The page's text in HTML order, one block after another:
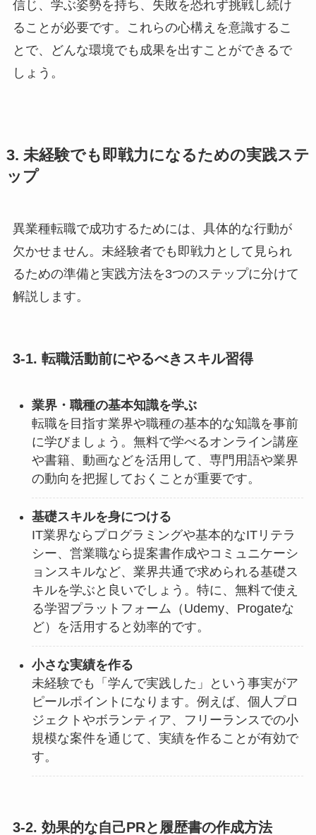
信じ、学ぶ姿勢を持ち、失敗を恐れず挑戦し続け
ることが必要です。これらの心構えを意識するこ
とで、どんな環境でも成果を出すことができるで
しょう。
3. 未経験でも即戦力になるための実践ステ
ップ
異業種転職で成功するためには、具体的な行動が
欠かせません。未経験者でも即戦力として見られ
るための準備と実践方法を3つのステップに分けて
解説します。
3-1. 転職活動前にやるべきスキル習得
業界・職種の基本知識を学ぶ
転職を目指す業界や職種の基本的な知識を事前
に学びましょう。無料で学べるオンライン講座
や書籍、動画などを活用して、専門用語や業界
の動向を把握しておくことが重要です。
基礎スキルを身につける
IT業界ならプログラミングや基本的なITリテラ
シー、営業職なら提案書作成やコミュニケーシ
ョンスキルなど、業界共通で求められる基礎ス
キルを学ぶと良いでしょう。特に、無料で使え
る学習プラットフォーム（Udemy、Progateな
ど）を活用すると効率的です。
小さな実績を作る
未経験でも「学んで実践した」という事実がア
ピールポイントになります。例えば、個人プロ
ジェクトやボランティア、フリーランスでの小
規模な案件を通じて、実績を作ることが有効で
す。
3-2. 効果的な自己PRと履歴書の作成方法